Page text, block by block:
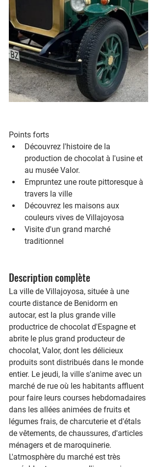
Points forts
Découvrez l'histoire de la
production de chocolat à l'usine et
au musée Valor.
Empruntez une route pittoresque à
travers la ville
Découvrez les maisons aux
couleurs vives de Villajoyosa
Visite d'un grand marché
traditionnel
Description complète
La ville de Villajoyosa, située à une
courte distance de Benidorm en
autocar, est la plus grande ville
productrice de chocolat d'Espagne et
abrite le plus grand producteur de
chocolat, Valor, dont les délicieux
produits sont distribués dans le monde
entier. Le jeudi, la ville s'anime avec un
marché de rue où les habitants affluent
pour faire leurs courses hebdomadaires
dans les allées animées de fruits et
légumes frais, de charcuterie et d'étals
de vêtements, de chaussures, d'articles
ménagers et de maroquinerie.
L'atmosphère du marché est très